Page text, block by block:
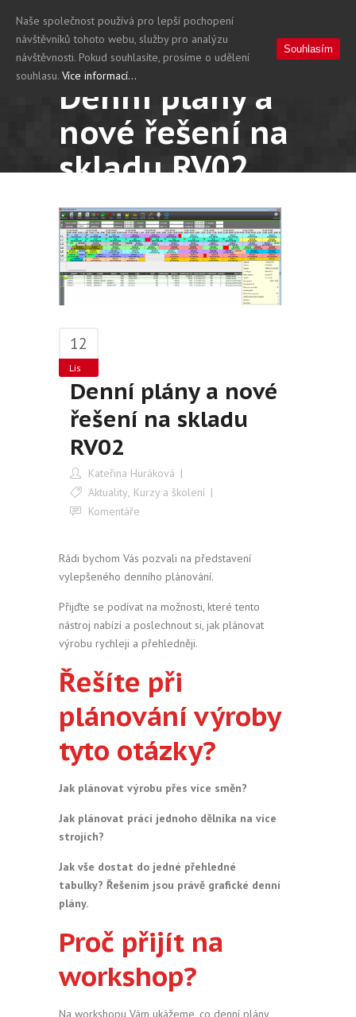
Denní plány a
nové řešení na
skladu RV02
12
Lis
Denní plány a nové
řešení na skladu
RV02
Kateřina Huráková
Aktuality, Kurzy a školení
Komentáře
Rádi bychom Vás pozvali na představení
vylepšeného denního plánování.
Přijďte se podívat na možnosti, které tento
nástroj nabízí a poslechnout si, jak plánovat
výrobu rychleji a přehledněji.
Řešíte při
plánování výroby
tyto otázky?
Jak plánovat výrobu přes více směn?
Jak plánovat práci jednoho dělníka na více
strojích?
Jak vše dostat do jedné přehledné
tabulky? Řešením jsou právě grafické denní
plány.
Proč přijít na
workshop?
Na workshopu Vám ukážeme, co denní plány
Naše společnost používá pro lepší pochopení
návštěvníků tohoto webu, služby pro analýzu
návštěvnosti. Pokud souhlasíte, prosíme o udělení
souhlasu. Více informací...
Souhlasím